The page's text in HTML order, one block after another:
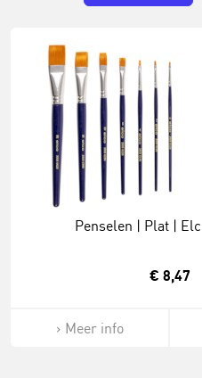
Penselen | Plat |
€ 8,47
Meer info